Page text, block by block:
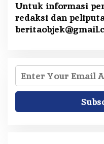
Untuk informasi
redaksi dan